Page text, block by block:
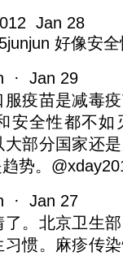
Jan 28
好像安
· Jan 29
疫苗是减毒
安全性都不如
部分国家还
势。
· Jan 27
。北京卫生
习惯。麻疹传